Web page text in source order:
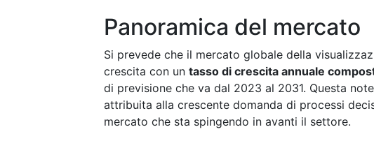
Panoramica del mercato
Si prevede che il mercato globale della
crescita con un tasso di crescita annuale
di previsione che va dal 2023 al 2031. Questa
attribuita alla crescente domanda di processi
mercato che sta spingendo in avanti il settore.